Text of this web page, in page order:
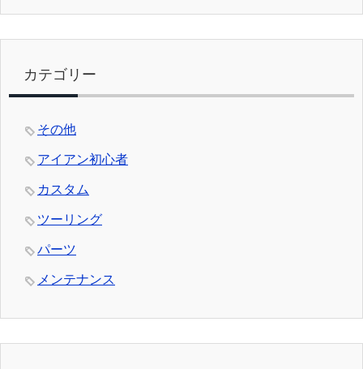
カテゴリー
その他
アイアン初心者
カスタム
ツーリング
パーツ
メンテナンス